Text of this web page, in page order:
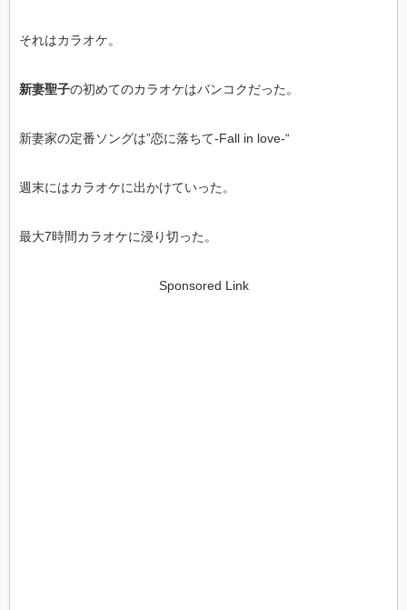
それはカラオケ。
新妻聖子の初めてのカラオケはバンコクだった。
新妻家の定番ソングは”恋に落ちて-Fall in love-“
週末にはカラオケに出かけていった。
最大7時間カラオケに浸り切った。
Sponsored Link